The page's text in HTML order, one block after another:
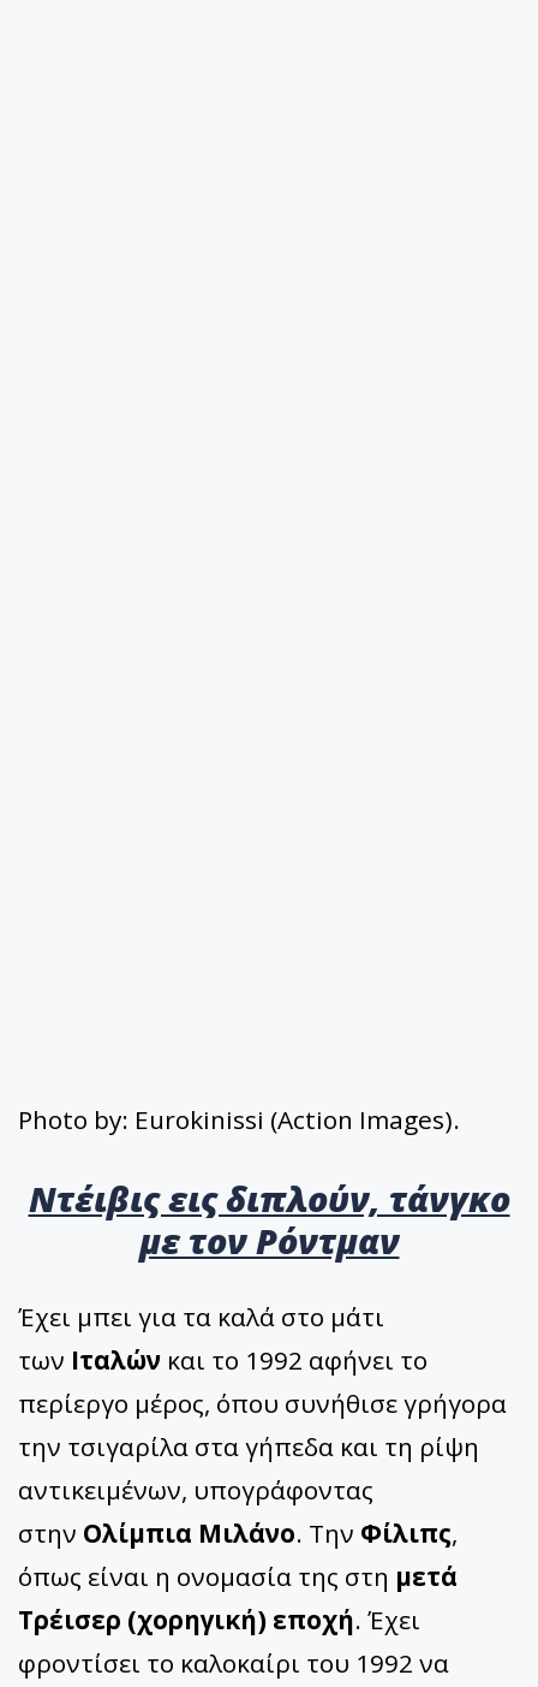
Photo by: Eurokinissi (Action Images).
Ντέιβις εις διπλούν, τάνγκο
με τον Ρόντμαν
Έχει μπει για τα καλά στο μάτι
των Ιταλών και το 1992 αφήνει το
περίεργο μέρος, όπου συνήθισε γρήγορα
την τσιγαρίλα στα γήπεδα και τη ρίψη
αντικειμένων, υπογράφοντας
στην Ολίμπια Μιλάνο. Την Φίλιπς,
όπως είναι η ονομασία της στη μετά
Τρέισερ (χορηγική) εποχή. Έχει
φροντίσει το καλοκαίρι του 1992 να